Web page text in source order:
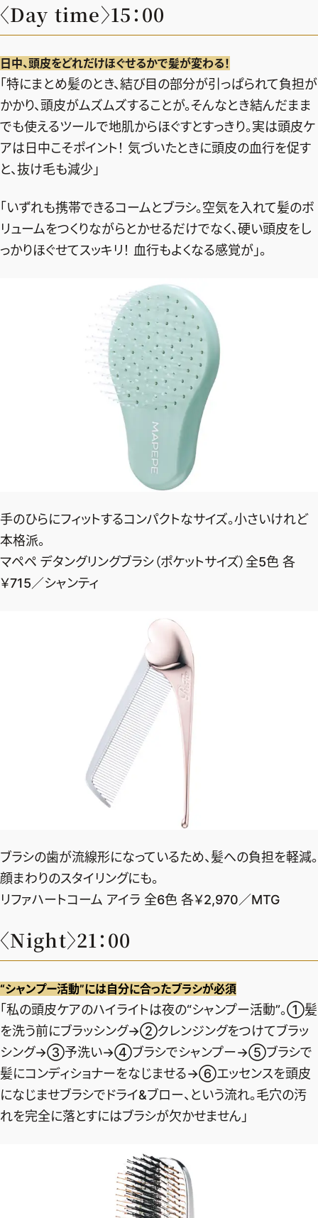
JOIN US
編集部から届くメールマガジン、
会員限定プレゼントや特別イベントへの応募など
特典が満載！
〈Day time〉15：00
日中、頭皮をどれだけほぐせるかで髪が変わる！
「特にまとめ髪のとき、結び目の部分が引っぱられて負担が
かかり、頭皮がムズムズすることが。そんなとき結んだまま
でも使えるツールで地肌からほぐすとすっきり。実は頭皮ケ
アは日中こそポイント！ 気づいたときに頭皮の血行を促す
と、抜け毛も減少」
「いずれも携帯できるコームとブラシ。空気を入れて髪のボ
リュームをつくりながらとかせるだけでなく、硬い頭皮をし
っかりほぐせてスッキリ！ 血行もよくなる感覚が」。
手のひらにフィットするコンパクトなサイズ。小さいけれど
本格派。
マペペ デタングリングブラシ（ポケットサイズ）全5色 各
￥715／シャンティ
ブラシの歯が流線形になっているため、髪への負担を軽減。
顔まわりのスタイリングにも。
リファハートコーム アイラ 全6色 各￥2,970／MTG
〈Night〉21：00
“シャンプー活動”には自分に合ったブラシが必須
「私の頭皮ケアのハイライトは夜の“シャンプー活動”。①髪
を洗う前にブラッシング→②クレンジングをつけてブラッ
シング→③予洗い→④ブラシでシャンプー→⑤ブラシで
髪にコンディショナーをなじませる→⑥エッセンスを頭皮
になじませブラシでドライ&ブロー、という流れ。毛穴の汚
れを完全に落とすにはブラシが欠かせません」